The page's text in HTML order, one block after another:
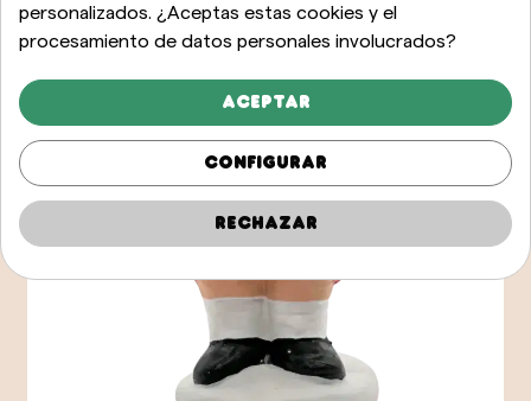
personalizados. ¿Aceptas estas cookies y el
procesamiento de datos personales involucrados?
Aceptar
Configurar
Rechazar